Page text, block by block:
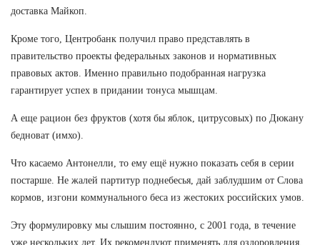
доставка Майкоп.
Кроме того, Центробанк получил право представлять в
правительство проекты федеральных законов и нормативных
правовых актов. Именно правильно подобранная нагрузка
гарантирует успех в придании тонуса мышцам.
А еще рацион без фруктов (хотя бы яблок, цитрусовых) по Дюкану
бедноват (имхо).
Что касаемо Антонелли, то ему ещё нужно показать себя в серии
постарше. Не жалей партитур поднебесья, дай заблудшим от Слова
кормов, изгони коммунального беса из жестоких российских умов.
Эту формулировку мы слышим постоянно, с 2001 года, в течение
уже нескольких лет. Их рекомендуют применять для оздоровления,